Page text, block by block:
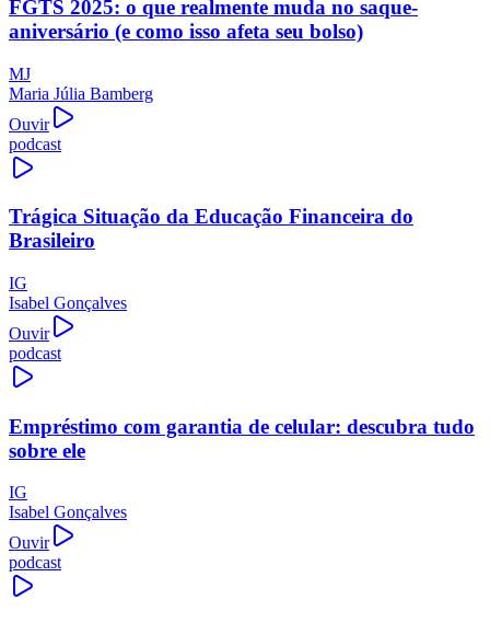
FGTS 2025: o que realmente muda no saque-
aniversário (e como isso afeta seu bolso)
MJ
Maria Júlia Bamberg
Ouvir
podcast
Trágica Situação da Educação Financeira do
Brasileiro
IG
Isabel Gonçalves
Ouvir
podcast
Empréstimo com garantia de celular: descubra tudo
sobre ele
IG
Isabel Gonçalves
Ouvir
podcast